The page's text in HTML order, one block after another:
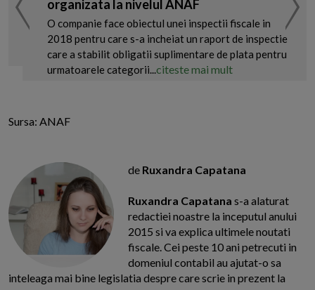
organizata la nivelul ANAF
O companie face obiectul unei inspectii fiscale in
2018 pentru care s-a incheiat un raport de inspectie
care a stabilit obligatii suplimentare de plata pentru
urmatoarele categorii...citeste mai mult
Sursa: ANAF
de Ruxandra Capatana
Ruxandra Capatana s-a alaturat
redactiei noastre la inceputul anului
2015 si va explica ultimele noutati
fiscale. Cei peste 10 ani petrecuti in
domeniul contabil au ajutat-o sa
inteleaga mai bine legislatia despre care scrie in prezent la